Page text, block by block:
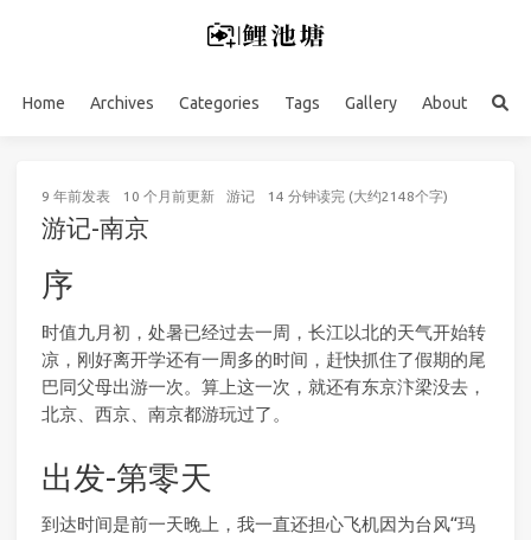
Home Archives Categories Tags Gallery About
9 年前发表 10 个月前更新 游记 14 分钟读完 (大约2148个字)
游记-南京
序
时值九月初，处暑已经过去一周，长江以北的天气开始转
凉，刚好离开学还有一周多的时间，赶快抓住了假期的尾
巴同父母出游一次。算上这一次，就还有东京汴梁没去，
北京、西京、南京都游玩过了。
出发-第零天
到达时间是前一天晚上，我一直还担心飞机因为台风“玛